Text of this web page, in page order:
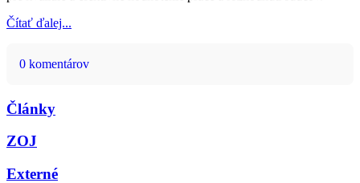
Čítať ďalej...
0 komentárov
Články
ZOJ
Externé